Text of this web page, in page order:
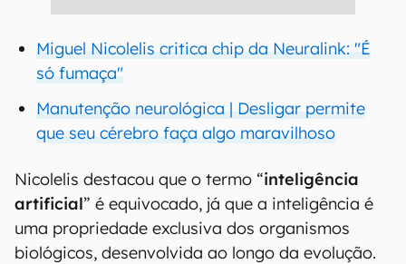
Miguel Nicolelis critica chip da Neuralink: "É
só fumaça"
Manutenção neurológica | Desligar permite
que seu cérebro faça algo maravilhoso
Nicolelis destacou que o termo “inteligência
artificial” é equivocado, já que a inteligência é
uma propriedade exclusiva dos organismos
biológicos, desenvolvida ao longo da evolução.